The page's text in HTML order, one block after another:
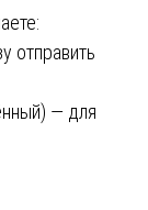
отправить
— для